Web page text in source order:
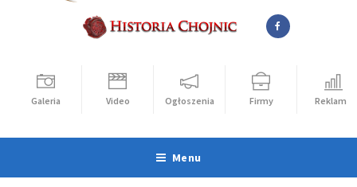
Galeria Video Ogłoszenia Firmy Reklama
Menu